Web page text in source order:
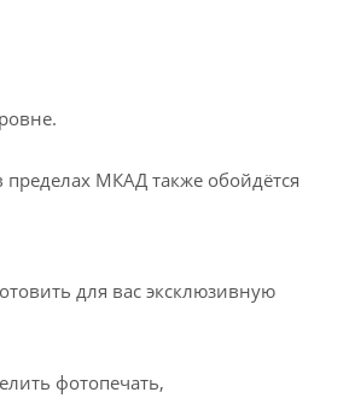
МКАД также обойдётся
для вас эксклюзивную
фотопечать,